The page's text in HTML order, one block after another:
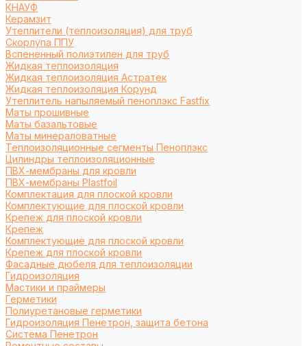
КНАУФ
Керамзит
Утеплители (теплоизоляция) для труб
Cкорлупа ППУ
Вспененный полиэтилен для труб
Жидкая теплоизоляция
Жидкая теплоизоляция Астратек
Жидкая теплоизоляция Корунд
Утеплитель напыляемый пеноплэкс Fastfix
Маты прошивные
Маты базальтовые
Маты минераловатные
Теплоизоляционные сегменты Пеноплэкс
Цилиндры теплоизоляционные
ПВХ-мембраны для кровли
ПВХ-мембраны Plastfoil
Комплектация для плоской кровли
Комплектующие для плоской кровли
Крепеж для плоской кровли
Крепеж
Комплектующие для плоской кровли
Крепеж для плоской кровли
Фасадные дюбеля для теплоизоляции
Гидроизоляция
Мастики и праймеры
Герметики
Полиуретановые герметики
Гидроизоляция Пенетрон, защита бетона
Система Пенетрон